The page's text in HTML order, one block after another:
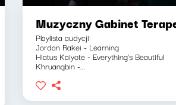
Muzyczny Gabinet
Playlista audycji:
Jordan Rakei - Learning
Hiatus Kaiyote - Everything's Beautiful
Khruangbin -...